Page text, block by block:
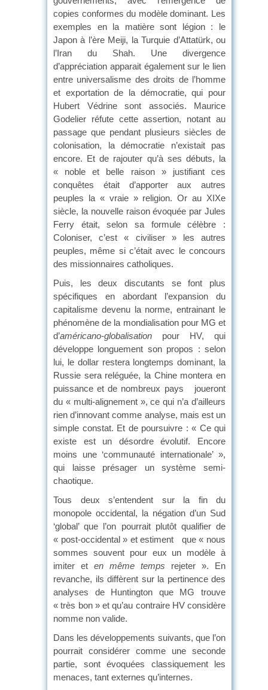
copies conformes du modèle dominant. Les
exemples en la matière sont légion : le
Japon à l’ère Meiji, la Turquie d’Attatürk, ou
l’Iran du Shah. Une divergence
d’appréciation apparait également sur le lien
entre universalisme des droits de l’homme
et exportation de la démocratie, qui pour
Hubert Védrine sont associés. Maurice
Godelier réfute cette assertion, notant au
passage que pendant plusieurs siècles de
colonisation, la démocratie n’existait pas
encore. Et de rajouter qu’à ses débuts, la
« noble et belle raison » justifiant ces
conquêtes était d’apporter aux autres
peuples la « vraie » religion. Or au XIXe
siècle, la nouvelle raison évoquée par Jules
Ferry était, selon sa formule célèbre :
Coloniser, c’est « civiliser » les autres
peuples, même si c’était avec le concours
des missionnaires catholiques.
Puis, les deux discutants se font plus
spécifiques en abordant l’expansion du
capitalisme devenu la norme, entrainant le
phénomène de la mondialisation pour MG et
d’américano-globalisation pour HV, qui
développe longuement son propos : selon
lui, le dollar restera longtemps dominant, la
Russie sera reléguée, la Chine montera en
puissance et de nombreux pays joueront
du « multi-alignement », ce qui n’a d’ailleurs
rien d’innovant comme analyse, mais est un
simple constat. Et de poursuivre : « Ce qui
existe est un désordre évolutif. Encore
moins une ‘communauté internationale’ »,
qui laisse présager un système semi-
chaotique.
Tous deux s’entendent sur la fin du
monopole occidental, la négation d’un Sud
‘global’ que l’on pourrait plutôt qualifier de
« post-occidental » et estiment que « nous
sommes souvent pour eux un modèle à
imiter et en même temps rejeter ». En
revanche, ils diffèrent sur la pertinence des
analyses de Huntington que MG trouve
« très bon » et qu’au contraire HV considère
nomme non valide.
Dans les développements suivants, que l’on
pourrait considérer comme une seconde
partie, sont évoquées classiquement les
menaces, tant externes qu’internes.